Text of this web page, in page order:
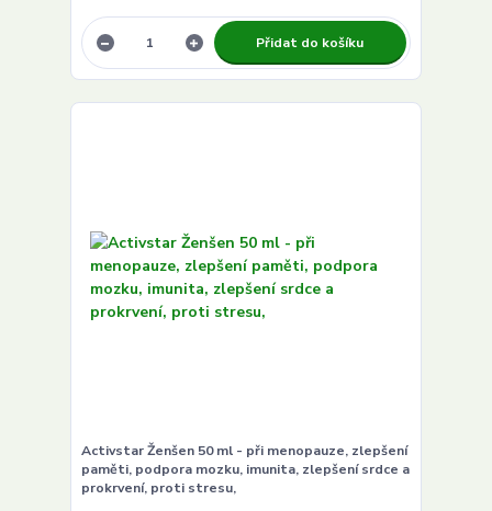
Přidat do košíku
Activstar Ženšen 50 ml - při menopauze, zlepšení
paměti, podpora mozku, imunita, zlepšení srdce a
prokrvení, proti stresu,